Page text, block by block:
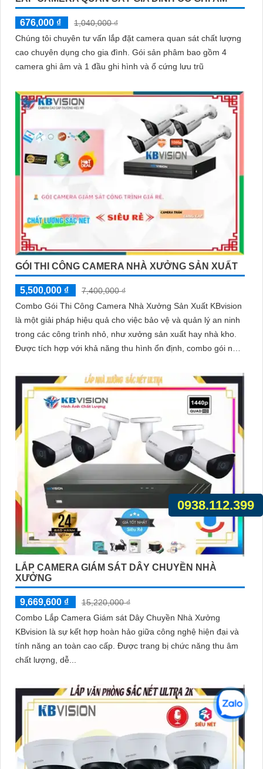
676,000 ₫
1,040,000 ₫
Chúng tôi chuyên tư vấn lắp đặt camera quan sát chất lượng
cao chuyên dụng cho gia đình. Gói sản phâm bao gồm 4
camera ghi âm và 1 đầu ghi hình và ổ cứng lưu trũ
GÓI THI CÔNG CAMERA NHÀ XƯỞNG SẢN XUẤT
5,500,000 ₫
7,400,000 ₫
Combo Gói Thi Công Camera Nhà Xưởng Sản Xuất KBvision
là một giải pháp hiệu quả cho việc bảo vệ và quản lý an ninh
trong các công trình nhỏ, như xưởng sản xuất hay nhà kho.
Được tích hợp với khả năng thu hình ổn định, combo gói này
LẮP CAMERA GIÁM SÁT DÂY CHUYỀN NHÀ
XƯỞNG
9,669,600 ₫
15,220,000 ₫
Combo Lắp Camera Giám sát Dây Chuyền Nhà Xưởng
KBvision là sự kết hợp hoàn hảo giữa công nghệ hiện đại và
tính năng an toàn cao cấp. Được trang bị chức năng thu âm
chất lượng, dễ...
0938.112.399